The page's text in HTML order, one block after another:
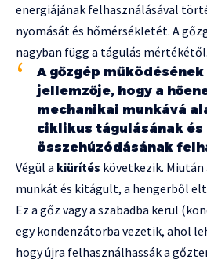
energiájának felhasználásával
nyomását és hőmérsékletét. A
nagyban függ a tágulás mértékétől.
A gőzgép
jellemzője, hogy a
mechanikai munkává
ciklikus tágulásának és
összehúzódásának
Végül a kiürítés következik. Miután
munkát és kitágult, a hengerből
Ez a gőz vagy a szabadba kerül
egy kondenzátorba vezetik, ahol
hogy újra felhasználhassák a